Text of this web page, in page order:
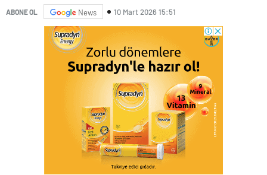
ABONE OL News 10 Mart 2026 15:51